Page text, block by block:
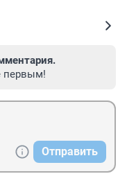
первым!
Отправить